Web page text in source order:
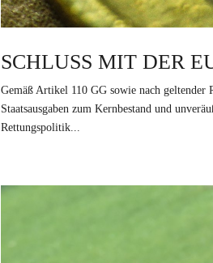
SCHLUSS MIT DER
Gemäß Artikel 110 GG sowie nach
Staatsausgaben zum Kernbestand und
Rettungspolitik...